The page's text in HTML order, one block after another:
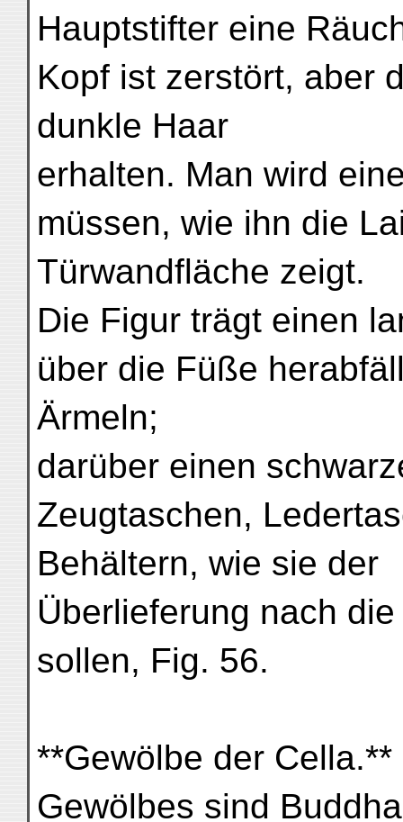
Hauptstifter eine
Kopf ist zerstört, aber
dunkle Haar
erhalten. Man wird
müssen, wie ihn die
Türwandfläche zeigt.
Die Figur trägt einen
über die Füße
Ärmeln;
darüber einen
Zeugtaschen,
Behältern, wie sie der
Überlieferung nach
sollen, Fig. 56.
**Gewölbe der
Gewölbes sind